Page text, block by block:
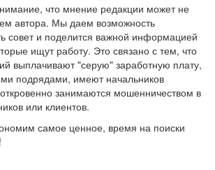
что мнение редакции может не
автора. Мы даем возможность
совет и поделится важной информацией
ищут работу. Это связано с тем, что
выплачивают "серую" заработную плату,
подрядами, имеют начальников
занимаются мошенничеством в
или клиентов.
самое ценное, время на поиски